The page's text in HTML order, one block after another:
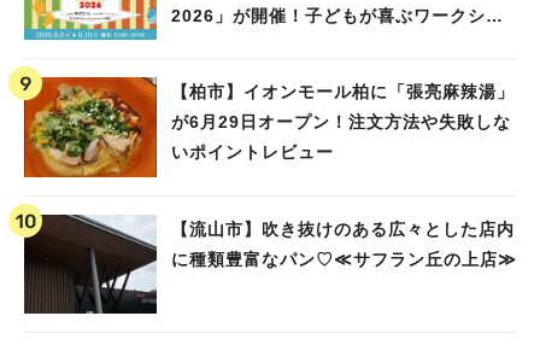
2026」が開催！子どもが喜ぶワークショ
【柏市】イオンモール柏に「張亮麻辣湯」
が6月29日オープン！注文方法や失敗しな
いポイントレビュー
【流山市】吹き抜けのある広々とした店内
に種類豊富なパン♡≪サフラン丘の上店≫